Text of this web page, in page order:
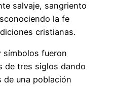
salvaje, sangriento
la fe
cristianas.
símbolos fueron
de tres siglos dando
de una población